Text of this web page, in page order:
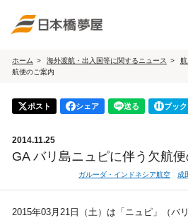
海外航空券
ホテル・専用車・
通訳・ガイド
ホーム 海外渡航・出入国等に関するニュース
航便のご案内
ポスト シェア 送る ブッ
2014.11.25
GA バリ島ニュピに伴う欠航
ガルーダ・インドネシア航空 成
2015年03月21日（土）は「ニュピ」（バ